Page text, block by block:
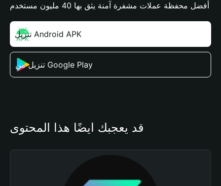
أفضل محفظة عملات مشفرة آمنة يثق بها 40 مليون مستخدم
تنزيل Android APK
تنزيل من Google Play
قد يعجبك أيضًا هذا المحتوى